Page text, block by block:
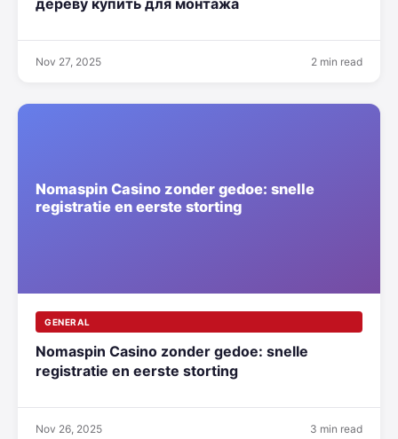
дереву купить для монтажа
Nov 27, 2025 2 min read
GENERAL
Nomaspin Casino zonder gedoe: snelle
registratie en eerste storting
Nov 26, 2025 3 min read